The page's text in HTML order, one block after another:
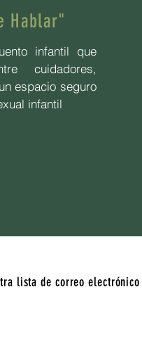
Hablar"
infantil que
cuidadores,
espacio seguro
infantil
lista de correo electrónico